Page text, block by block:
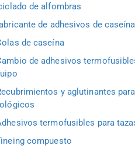
de alfombras
de adhesivos de caseína
de caseína
de adhesivos
y aglutinantes
termofusibles para
compuesto